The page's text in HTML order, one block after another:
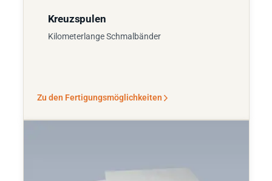
Kreuzspulen
Kilometerlange Schmalbänder
Zu den Fertigungsmöglichkeiten